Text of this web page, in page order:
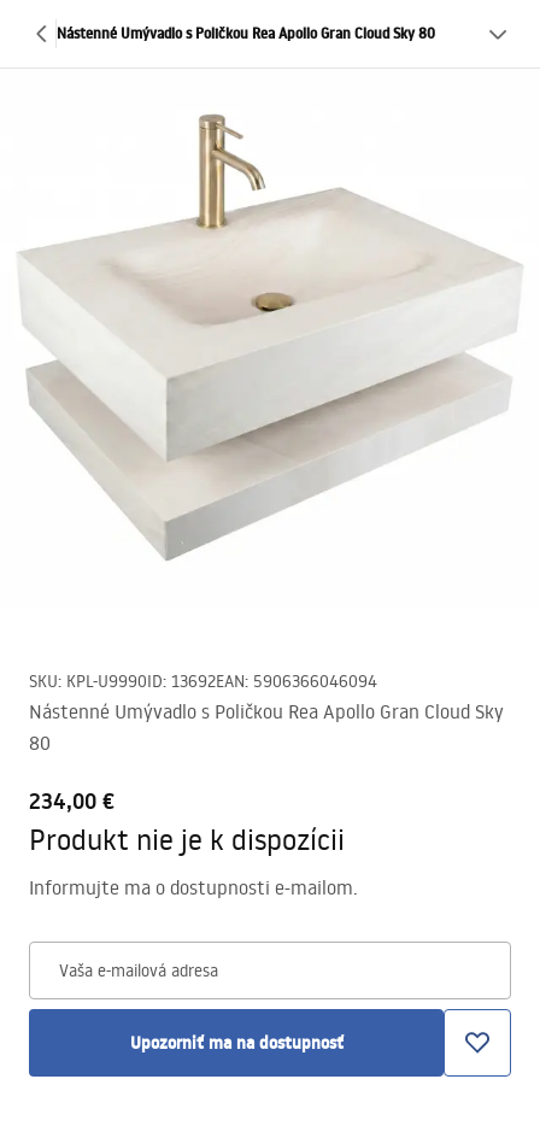
Nástenné Umývadlo s Poličkou Rea Apollo Gran Cloud Sky 80
SKU: KPL-U9990ID: 13692EAN: 5906366046094
Nástenné Umývadlo s Poličkou Rea Apollo Gran Cloud Sky
80
234,00 €
Produkt nie je k dispozícii
Informujte ma o dostupnosti e-mailom.
Vaša e-mailová adresa
Upozorniť ma na dostupnosť